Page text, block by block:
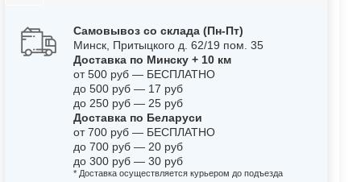
Самовывоз со склада (Пн-Пт)
Минск, Притыцкого д. 62/19 пом. 35
Доставка по Минску + 10 км
от 500 руб — БЕСПЛАТНО
до 500 руб — 17 руб
до 250 руб — 25 руб
Доставка по Беларуси
от 700 руб — БЕСПЛАТНО
до 700 руб — 20 руб
до 300 руб — 30 руб
* Доставка осуществляется курьером до подъезда